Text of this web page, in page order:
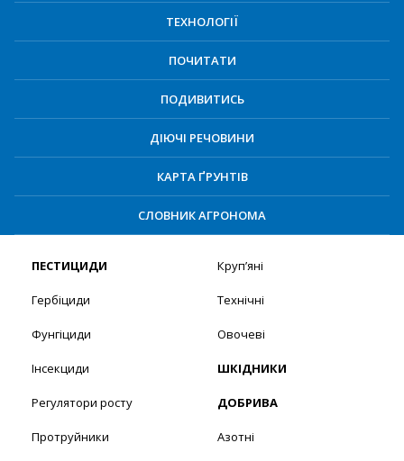
ТЕХНОЛОГІЇ
ПОЧИТАТИ
ПОДИВИТИСЬ
ДІЮЧІ РЕЧОВИНИ
КАРТА ҐРУНТІВ
СЛОВНИК АГРОНОМА
ПЕСТИЦИДИ
Гербіциди
Фунгіциди
Інсекциди
Регулятори росту
Протруйники
Круп’яні
Технічні
Овочеві
ШКІДНИКИ
ДОБРИВА
Азотні